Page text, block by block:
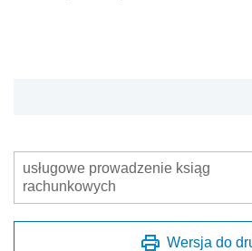
usługowe prowadzenie ksiąg
rachunkowych
Wersja do